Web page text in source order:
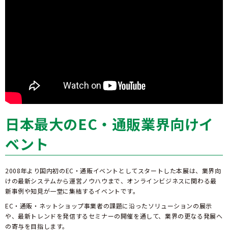
日本最大のEC・通販業界向けイ
ベント
2008年より国内初のEC・通販イベントとしてスタートした本展は、業界向
けの最新システムから運営ノウハウまで、オンラインビジネスに関わる最
新事例や知見が一堂に集結するイベントです。
EC・通販・ネットショップ事業者の課題に沿ったソリューションの展示
や、最新トレンドを発信するセミナーの開催を通して、業界の更なる発展へ
の寄与を目指します。